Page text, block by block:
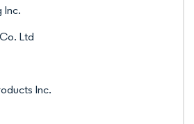
Inc.
Ltd
Inc.